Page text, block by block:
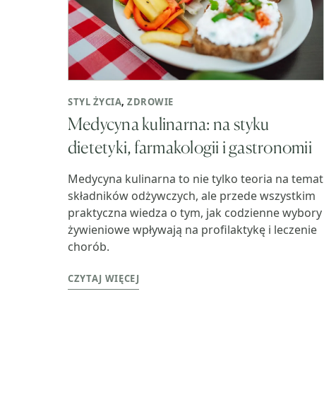
STYL ŻYCIA,ZDROWIE
Medycyna kulinarna: na styku
dietetyki, farmakologii i gastronomii
Medycyna kulinarna to nie tylko teoria na temat
składników odżywczych, ale przede wszystkim
praktyczna wiedza o tym, jak codzienne wybory
żywieniowe wpływają na profilaktykę i leczenie
chorób.
CZYTAJ WIĘCEJ